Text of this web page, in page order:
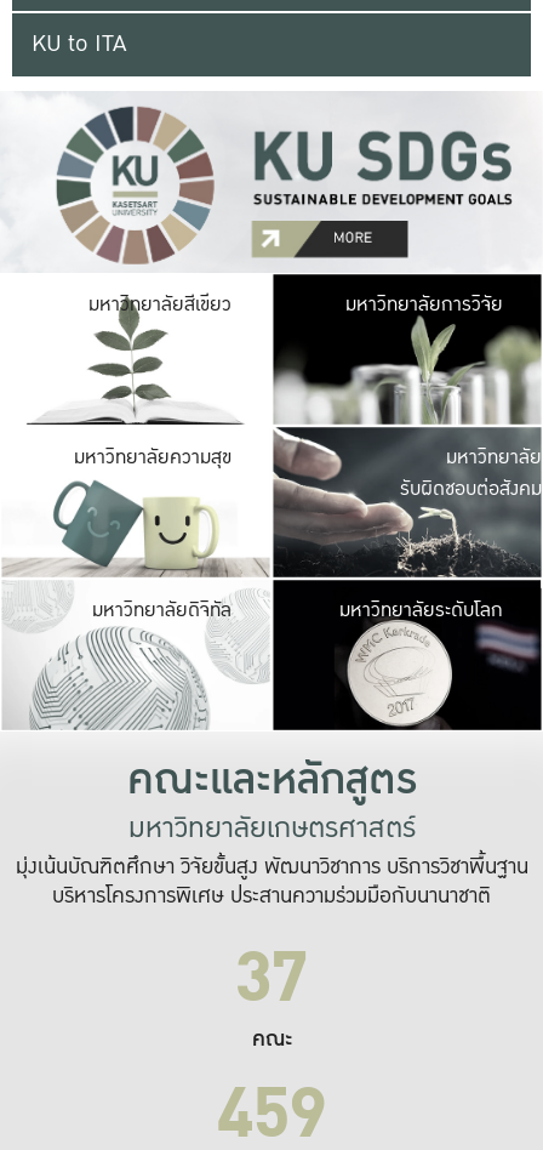
KU to ITA
มหาวิทยาลัยสีเขียว มหาวิ
มีพื้นที่เขียวสดใส
เป็นป่าในเมือง เกษต
มหาวิทยาลัยการวิจัย
มหาวิทยาลัยความสุข มหาวิ
ค
เปิดประ
และพบเรื่องราวใ
มหาวิทยาลัย
รับผิดชอบต่อสังคม
มหาวิทยาลัยดิจิทัล มหาวิ
เปลี่ยนแปลง แล
เพื่อทำง
ระบบสารสนเทศ
มหาวิทยาลัยระดับโลก
คณะและหลักสูตร
มหาวิทยาลัยเกษตรศาสตร์
มุ่งเน้นบัณฑิตศึกษา วิจัยขั้นสูง พัฒนาวิชาการ บริการวิชาพื้นฐาน
บริหารโครงการพิเศษ ประสานความร่วมมือกับนานาชาติ
37
คณะ
459